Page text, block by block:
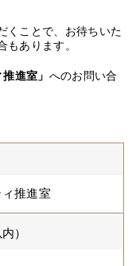
くことで、お待ちいた
あります。
進室」 へのお問い合
推進室
）